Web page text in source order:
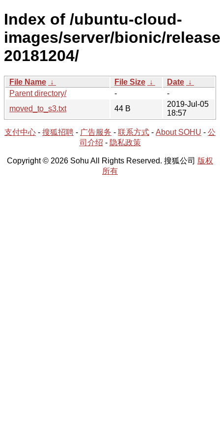
Index of /ubuntu-cloud-
images/server/bionic/
20181204/
File Name ↓ File Size ↓ Date ↓
Parent directory/
-
-
moved_to_s3.txt
44 B
2019-Jul-05
18:57
支付中心 - 搜狐招聘 - 广告服务 - 联系方式 - About SOHU - 公
司介绍 - 隐私政策
Copyright © 2026 Sohu All Rights Reserved. 搜狐公司 版权
所有